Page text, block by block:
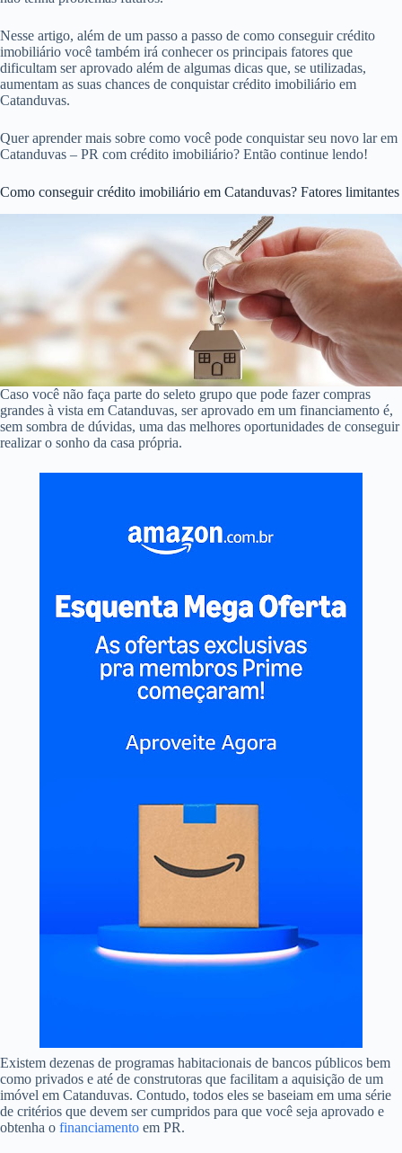
Nesse artigo, além de um passo a passo de como conseguir crédito
imobiliário você também irá conhecer os principais fatores que
dificultam ser aprovado além de algumas dicas que, se utilizadas,
aumentam as suas chances de conquistar crédito imobiliário em
Catanduvas.
Quer aprender mais sobre como você pode conquistar seu novo lar em
Catanduvas – PR com crédito imobiliário? Então continue lendo!
Como conseguir crédito imobiliário em Catanduvas? Fatores limitantes
Caso você não faça parte do seleto grupo que pode fazer compras
grandes à vista em Catanduvas, ser aprovado em um financiamento é,
sem sombra de dúvidas, uma das melhores oportunidades de conseguir
realizar o sonho da casa própria.
Existem dezenas de programas habitacionais de bancos públicos bem
como privados e até de construtoras que facilitam a aquisição de um
imóvel em Catanduvas. Contudo, todos eles se baseiam em uma série
de critérios que devem ser cumpridos para que você seja aprovado e
obtenha o financiamento em PR.